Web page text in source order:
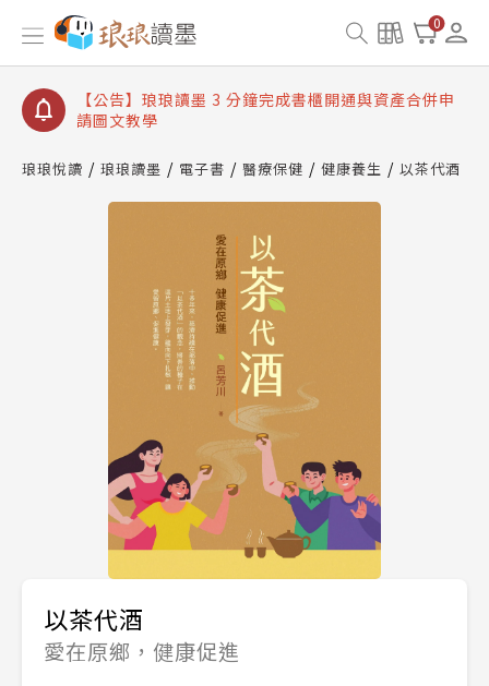
0
【公告】琅琅讀墨數位閱讀資產合併與書櫃開通申請
【公告】琅琅讀墨書櫃開通常見問題
【公告】琅琅讀墨 3 分鐘完成書櫃開通與資產合併申
請圖文教學
查詢
【公告】琅琅讀墨數位閱讀資產合併與書櫃開通申請
琅琅悅讀 琅琅讀墨 電子書 醫療保健 健康養生 以茶代酒
以茶代酒
愛在原鄉，健康促進